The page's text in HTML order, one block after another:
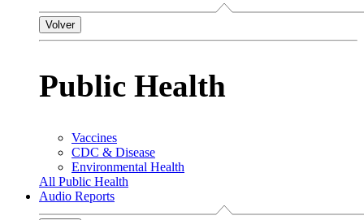
Volver
Public Health
Vaccines
CDC & Disease
Environmental Health
All Public Health
Audio Reports